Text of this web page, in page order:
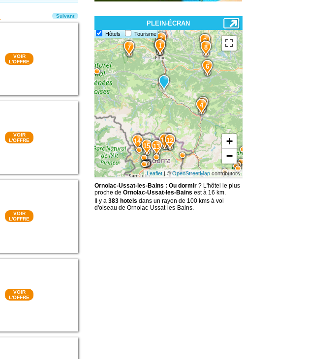
VOIR
L'OFFRE
VOIR
L'OFFRE
VOIR
L'OFFRE
VOIR
L'OFFRE
Suivant
PLEIN-ÉCRAN
Hôtels Tourisme
15
14
13
12
11
10
9
8
7
6
5
4
3
2
1
+
−
Leaflet | ©OpenStreetMap contributors
Ornolac-Ussat-les-Bains : Ou dormir? L'hôtel le plus
proche de Ornolac-Ussat-les-Bains est à 16 km.
Il y a 383 hotels dans un rayon de 100 kms à vol
d'oiseau de Ornolac-Ussat-les-Bains.